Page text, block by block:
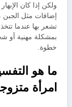
ولكن إذا كان
إضافات مثل الجبن
تشعر بها عندما
بمشكلة مهنية أو
خطوة.
ما هو
امرأة